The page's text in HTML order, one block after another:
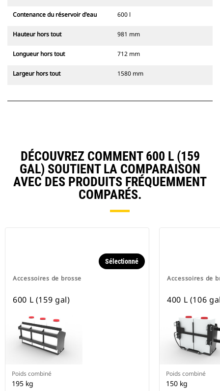
Contenance du réservoir d'eau 600 l
Hauteur hors tout 981 mm
Longueur hors tout 712 mm
Largeur hors tout 1580 mm
DÉCOUVREZ COMMENT 600 L (159
GAL) SOUTIENT LA COMPARAISON
AVEC DES PRODUITS FRÉQUEMMENT
COMPARÉS.
Accessoires de brosse
Sélectionné
600 L (159 gal)
Poids combiné
195 kg
Accessoires de
400 L (106
Poids combiné
150 kg